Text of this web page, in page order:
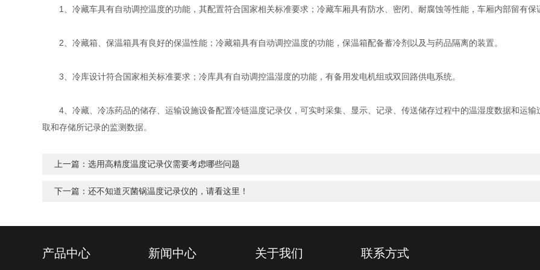
1、冷藏车具有自动调控温度的功能，其配置符合国家相关标准要求；冷藏车厢具有防水、密闭、耐腐蚀等性能，车厢内部留有保
2、冷藏箱、保温箱具有良好的保温性能；冷藏箱具有自动调控温度的功能，保温箱配备蓄冷剂以及与药品隔离的装置。
3、冷库设计符合国家相关标准要求；冷库具有自动调控温湿度的功能，有备用发电机组或双回路供电系统。
4、冷藏、冷冻药品的储存、运输设施设备配置冷链温度记录仪，可实时采集、显示、记录、传送储存过程中的温湿度数据和运
取和存储所记录的监测数据。
上一篇： 选用高精度温度记录仪需要考虑哪些问题
下一篇： 还不知道灭菌锅温度记录仪的，请看这里！
产品中心 新闻中心 关于我们 联系方式